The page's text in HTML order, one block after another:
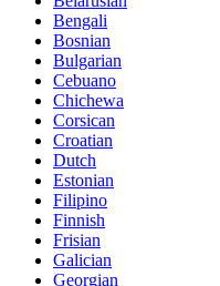
Bengali
Bosnian
Bulgarian
Cebuano
Chichewa
Corsican
Croatian
Dutch
Estonian
Filipino
Finnish
Frisian
Galician
Georgian